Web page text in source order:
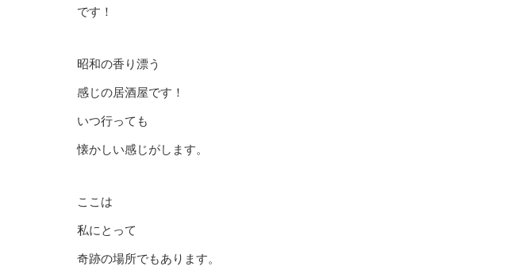
です！
昭和の香り漂う
感じの居酒屋です！
いつ行っても
懐かしい感じがします。
ここは
私にとって
奇跡の場所でもあります。